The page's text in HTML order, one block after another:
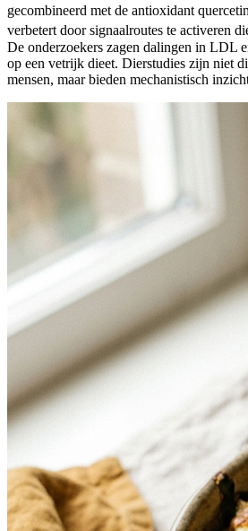
gecombineerd met de antioxidant
verbetert door signaalroutes te activeren
De onderzoekers zagen dalingen in LDL
op een vetrijk dieet. Dierstudies zijn niet
mensen, maar bieden mechanistisch